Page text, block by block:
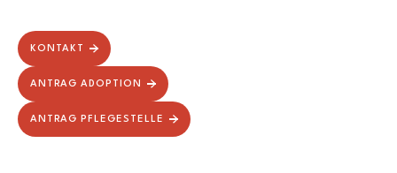
KONTAKT
ANTRAG ADOPTION
ANTRAG PFLEGESTELLE